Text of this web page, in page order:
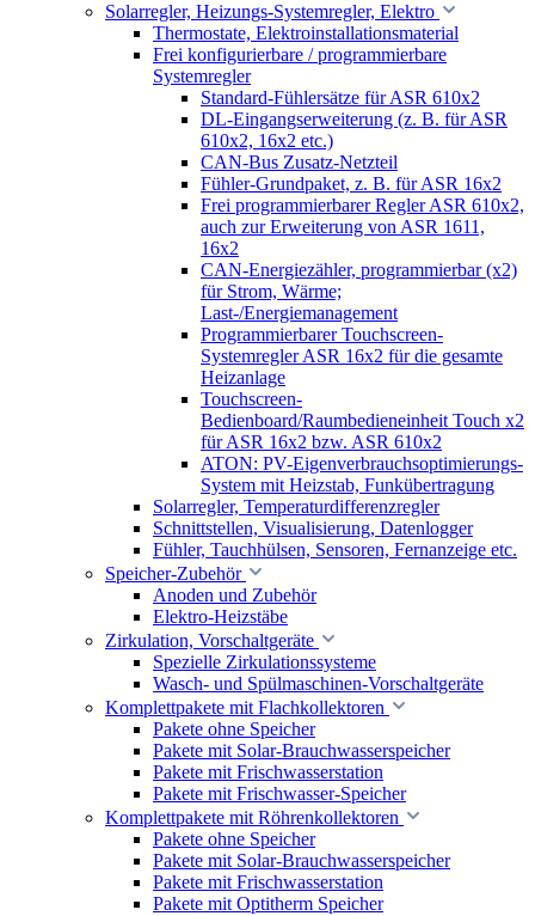
Solarregler, Heizungs-Systemregler, Elektro
Thermostate, Elektroinstallationsmaterial
Frei konfigurierbare / programmierbare
Systemregler
Standard-Fühlersätze für ASR 610x2
DL-Eingangserweiterung (z. B. für ASR
610x2, 16x2 etc.)
CAN-Bus Zusatz-Netzteil
Fühler-Grundpaket, z. B. für ASR 16x2
Frei programmierbarer Regler ASR 610x2,
auch zur Erweiterung von ASR 1611,
16x2
CAN-Energiezähler, programmierbar (x2)
für Strom, Wärme;
Last-/Energiemanagement
Programmierbarer Touchscreen-
Systemregler ASR 16x2 für die gesamte
Heizanlage
Touchscreen-
Bedienboard/Raumbedieneinheit Touch x2
für ASR 16x2 bzw. ASR 610x2
ATON: PV-Eigenverbrauchsoptimierungs-
System mit Heizstab, Funkübertragung
Solarregler, Temperaturdifferenzregler
Schnittstellen, Visualisierung, Datenlogger
Fühler, Tauchhülsen, Sensoren, Fernanzeige etc.
Speicher-Zubehör
Anoden und Zubehör
Elektro-Heizstäbe
Zirkulation, Vorschaltgeräte
Spezielle Zirkulationssysteme
Wasch- und Spülmaschinen-Vorschaltgeräte
Komplettpakete mit Flachkollektoren
Pakete ohne Speicher
Pakete mit Solar-Brauchwasserspeicher
Pakete mit Frischwasserstation
Pakete mit Frischwasser-Speicher
Komplettpakete mit Röhrenkollektoren
Pakete ohne Speicher
Pakete mit Solar-Brauchwasserspeicher
Pakete mit Frischwasserstation
Pakete mit Optitherm Speicher